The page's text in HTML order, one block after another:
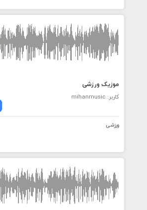
موزیک ورزشی
کاربر: mihanmusic
ورزشی